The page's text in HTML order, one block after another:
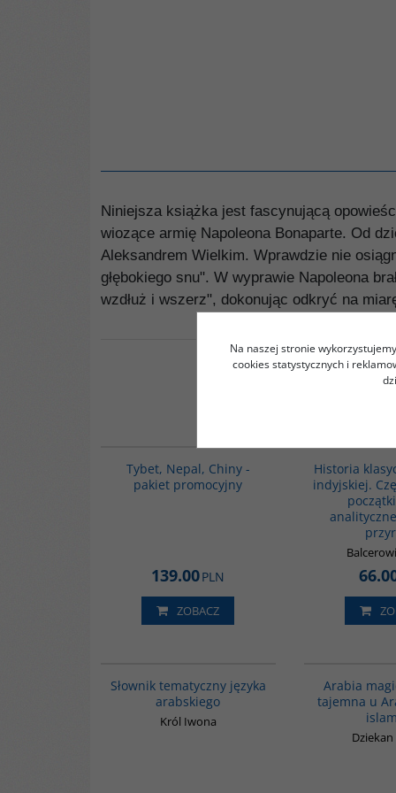
Niniejsza książka jest fascynującą
wiozące armię Napoleona Bonaparte. Od
Aleksandrem Wielkim. Wprawdzie nie
głębokiego snu". W wyprawie Napoleona
wzdłuż i wszerz", dokonując odkryć na
Tybet, Nepal, Chiny -
pakiet promocyjny
139.00PLN
ZOBACZ
Historia
indyjskiej.
Słownik tematyczny języka
arabskiego
Król Iwona
Arabia
tajemna u
Na naszej stronie
cookies statystycznych i